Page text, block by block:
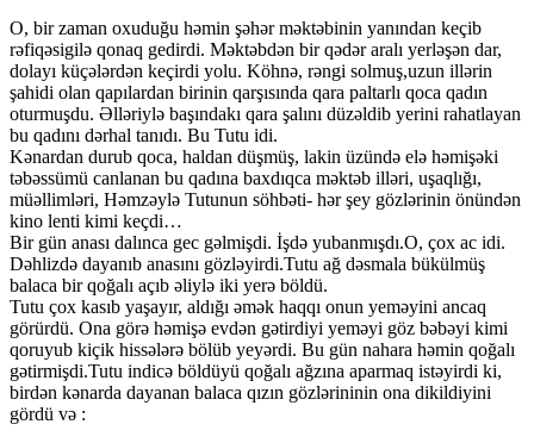
O, bir zaman oxuduğu həmin şəhər məktəbinin yanından keçib
rəfiqəsigilə qonaq gedirdi. Məktəbdən bir qədər aralı yerləşən dar,
dolayı küçələrdən keçirdi yolu. Köhnə, rəngi solmuş,uzun illərin
şahidi olan qapılardan birinin qarşısında qara paltarlı qoca qadın
oturmuşdu. Əlləriylə başındakı qara şalını düzəldib yerini rahatlayan
bu qadını dərhal tanıdı. Bu Tutu idi.
Kənardan durub qoca, haldan düşmüş, lakin üzündə elə həmişəki
təbəssümü canlanan bu qadına baxdıqca məktəb illəri, uşaqlığı,
müəllimləri, Həmzəylə Tutunun söhbəti- hər şey gözlərinin önündən
kino lenti kimi keçdi…
Bir gün anası dalınca gec gəlmişdi. İşdə yubanmışdı.O, çox ac idi.
Dəhlizdə dayanıb anasını gözləyirdi.Tutu ağ dəsmala bükülmüş
balaca bir qoğalı açıb əliylə iki yerə böldü.
Tutu çox kasıb yaşayır, aldığı əmək haqqı onun yeməyini ancaq
görürdü. Ona görə həmişə evdən gətirdiyi yeməyi göz bəbəyi kimi
qoruyub kiçik hissələrə bölüb yeyərdi. Bu gün nahara həmin qoğalı
gətirmişdi.Tutu indicə böldüyü qoğalı ağzına aparmaq istəyirdi ki,
birdən kənarda dayanan balaca qızın gözlərininin ona dikildiyini
gördü və :